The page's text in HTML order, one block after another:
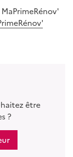
être
?